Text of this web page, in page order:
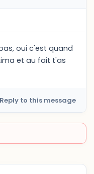
oui c'est quand
et au fait t'as
Reply to this message